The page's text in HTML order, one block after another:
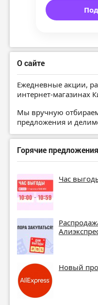
О сайте
Ежедневные акции,
интернет-магазинах
Мы вручную
предложения и
Горячие предложения
Час
Новый